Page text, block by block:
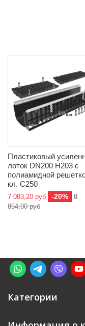
Пластиковый
лоток DN200 H203 с
полиамидной
кл. C250
7 083,20 руб -20%
8
854,00 руб
Категории